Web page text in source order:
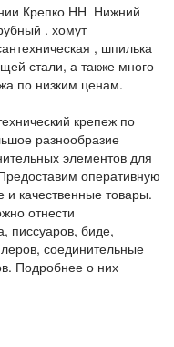
Крепко НН Нижний
. хомут
, шпилька
стали, а также много
по низким ценам.
крепеж по
разнообразие
элементов для
оперативную
и качественные товары.
отнести
писсуаров, биде,
соединительные
Подробнее о них